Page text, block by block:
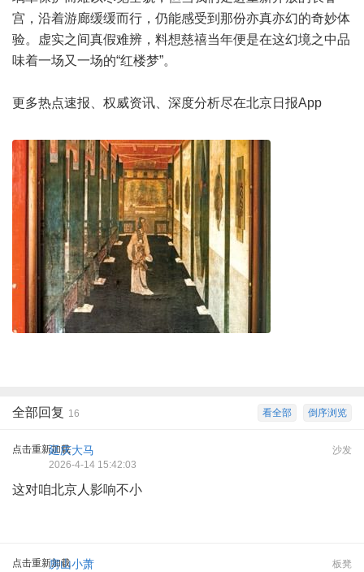
宫，沿着游廊缓缓而行，仍能感受到那份亦真亦幻的奇妙体
验。虚实之间真假难辨，料想慈禧当年便是在这幻境之中品
味着一场又一场的“红楼梦”。
更多热点速报、权威资讯、深度分析尽在北京日报App
倒序浏览
看全部
全部回复 16
点击重新加载 沙发
延庆大马
2026-4-14 15:42:03
这对咱北京人影响不小
点击重新加载 板凳
房山小萧